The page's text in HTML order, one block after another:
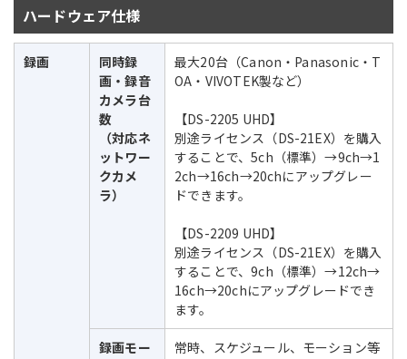
ハードウェア仕様
録画
同時録
画・録音
カメラ台
数
（対応ネ
ットワー
クカメ
ラ）
最大20台（Canon・Panasonic・T
OA・VIVOTEK製など）
【DS-2205 UHD】
別途ライセンス（DS-21EX）を購入
することで、5ch（標準）→9ch→1
2ch→16ch→20chにアップグレー
ドできます。
【DS-2209 UHD】
別途ライセンス（DS-21EX）を購入
することで、9ch（標準）→12ch→
16ch→20chにアップグレードでき
ます。
録画モー
常時、スケジュール、モーション等